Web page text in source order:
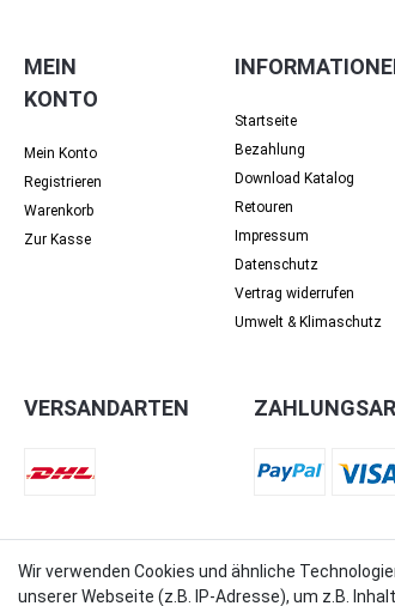
MEIN
KONTO
Mein Konto
Registrieren
Warenkorb
Zur Kasse
Startseite
Bezahlung
Download Katalog
Retouren
Impressum
Datenschutz
Vertrag widerrufen
Umwelt & Klimaschutz
VERSANDARTEN
© Copyright 2018 - 2026 filter-direkt. Alle Rechte vorbehalten. /
Wir verwenden Cookies und ähnliche
unserer Webseite (z.B. IP-Adresse), um z.B.